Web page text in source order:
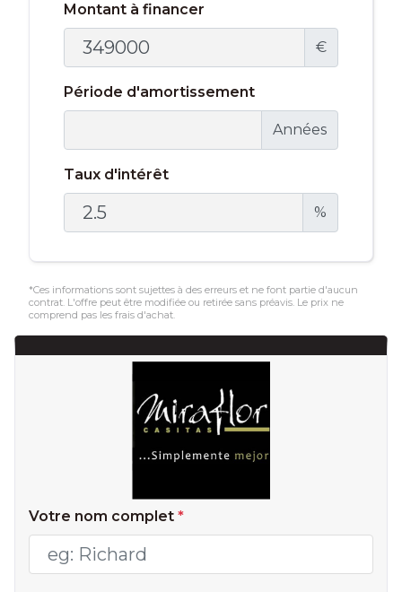
Montant à financer
€
Période d'amortissement
Années
Taux d'intérêt
%
*Ces informations sont sujettes à des erreurs et ne font partie d'aucun
contrat. L'offre peut être modifiée ou retirée sans préavis. Le prix ne
comprend pas les frais d'achat.
Votre nom complet *